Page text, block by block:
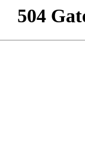
504